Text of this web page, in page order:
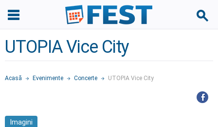
UTOPIA Vice City
Acasă Evenimente Concerte UTOPIA Vice City
Imagini